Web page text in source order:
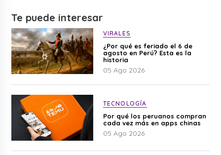
Te puede interesar
VIRALES
¿Por qué es feriado el 6 de
agosto en Perú? Esta es la
historia
05 Ago 2026
TECNOLOGÍA
Por qué los peruanos compran
cada vez más en apps chinas
05 Ago 2026